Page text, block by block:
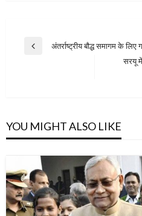
Post
Previous
अंतर्राष्ट्रीय बौद्ध समागम के लिए
सरयू
YOU MIGHT ALSO LIKE